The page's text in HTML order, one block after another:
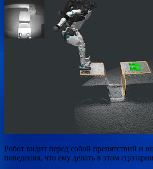
Робот видит перед собой препятствий и
поведения, что ему делать в этом сценарии